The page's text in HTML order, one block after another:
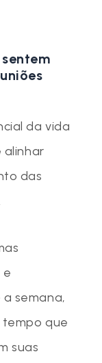
da vida
das
e
semana,
tempo que
suas